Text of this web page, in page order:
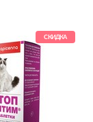
СКИДКА